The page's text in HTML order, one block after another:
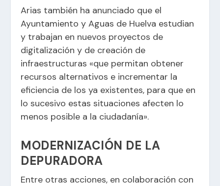
Arias también ha anunciado que el
Ayuntamiento y Aguas de Huelva estudian
y trabajan en nuevos proyectos de
digitalización y de creación de
infraestructuras «que permitan obtener
recursos alternativos e incrementar la
eficiencia de los ya existentes, para que en
lo sucesivo estas situaciones afecten lo
menos posible a la ciudadanía».
MODERNIZACIÓN DE LA
DEPURADORA
Entre otras acciones, en colaboración con